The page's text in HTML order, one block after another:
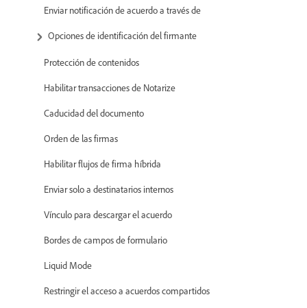
Enviar notificación de acuerdo a través de
Opciones de identificación del firmante
Protección de contenidos
Habilitar transacciones de Notarize
Caducidad del documento
Orden de las firmas
Habilitar flujos de firma híbrida
Enviar solo a destinatarios internos
Vínculo para descargar el acuerdo
Bordes de campos de formulario
Liquid Mode
Restringir el acceso a acuerdos compartidos